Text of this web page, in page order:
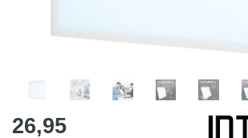
26,95